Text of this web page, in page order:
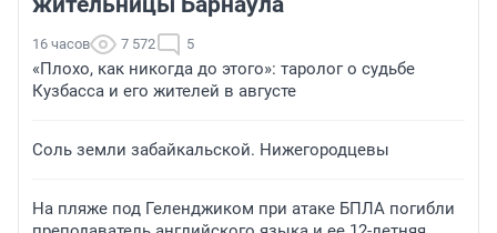
16 часов 7 572 5
«Плохо, как никогда до этого»: таролог о судьбе
Кузбасса и его жителей в августе
Соль земли забайкальской. Нижегородцевы
На пляже под Геленджиком при атаке БПЛА погибли